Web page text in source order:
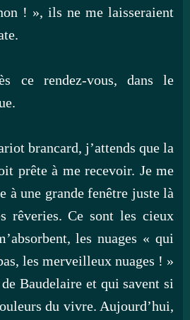
! », ils ne me laisseraient
ce rendez-vous, dans le
brancard, j’attends que la
prête à me recevoir. Je me
à une grande fenêtre juste là
rêveries. Ce sont les cieux
les nuages « qui
les merveilleux nuages ! »
Baudelaire et qui savent si
du vivre. Aujourd’hui,